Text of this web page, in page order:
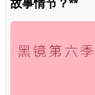
故事情节？**